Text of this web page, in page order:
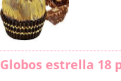
Globos estrella 18